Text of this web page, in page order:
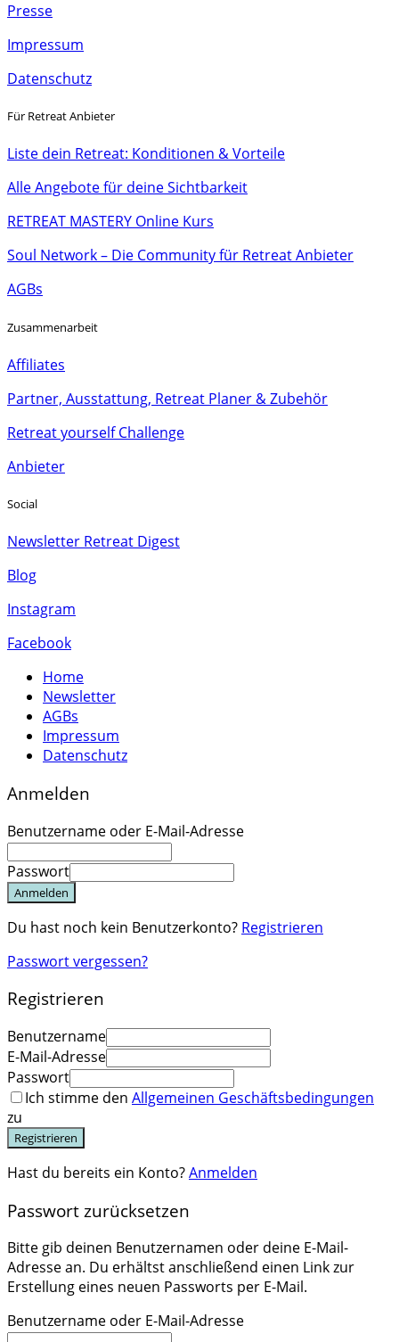
Presse
Impressum
Datenschutz
Für Retreat Anbieter
Liste dein Retreat: Konditionen & Vorteile
Alle Angebote für deine Sichtbarkeit
RETREAT MASTERY Online Kurs
Soul Network – Die Community für Retreat Anbieter
AGBs
Zusammenarbeit
Affiliates
Partner, Ausstattung, Retreat Planer & Zubehör
Retreat yourself Challenge
Anbieter
Social
Newsletter Retreat Digest
Blog
Instagram
Facebook
Home
Newsletter
AGBs
Impressum
Datenschutz
Anmelden
Benutzername oder E-Mail-Adresse
Passwort
Anmelden
Du hast noch kein Benutzerkonto? Registrieren
Passwort vergessen?
Registrieren
Benutzername
E-Mail-Adresse
Passwort
Ich stimme den Allgemeinen Geschäftsbedingungen
zu
Registrieren
Hast du bereits ein Konto?Anmelden
Passwort zurücksetzen
Bitte gib deinen Benutzernamen oder deine E-Mail-
Adresse an. Du erhältst anschließend einen Link zur
Erstellung eines neuen Passworts per E-Mail.
Benutzername oder E-Mail-Adresse